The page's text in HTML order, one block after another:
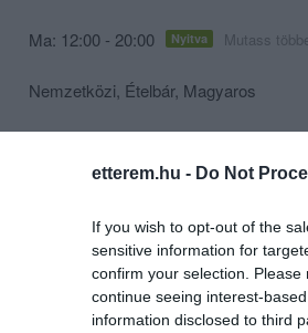
etterem.hu - Do Not
If you wish to opt-out of the
sensitive information for
confirm your selection.
continue seeing interest-
information disclosed to third
Ma: 12:00 - 20:00 Nyitva Mutass
Nemzetközi, Ételbár, Magyaros
ajándékbolt és kerékpárkölcsönző áll